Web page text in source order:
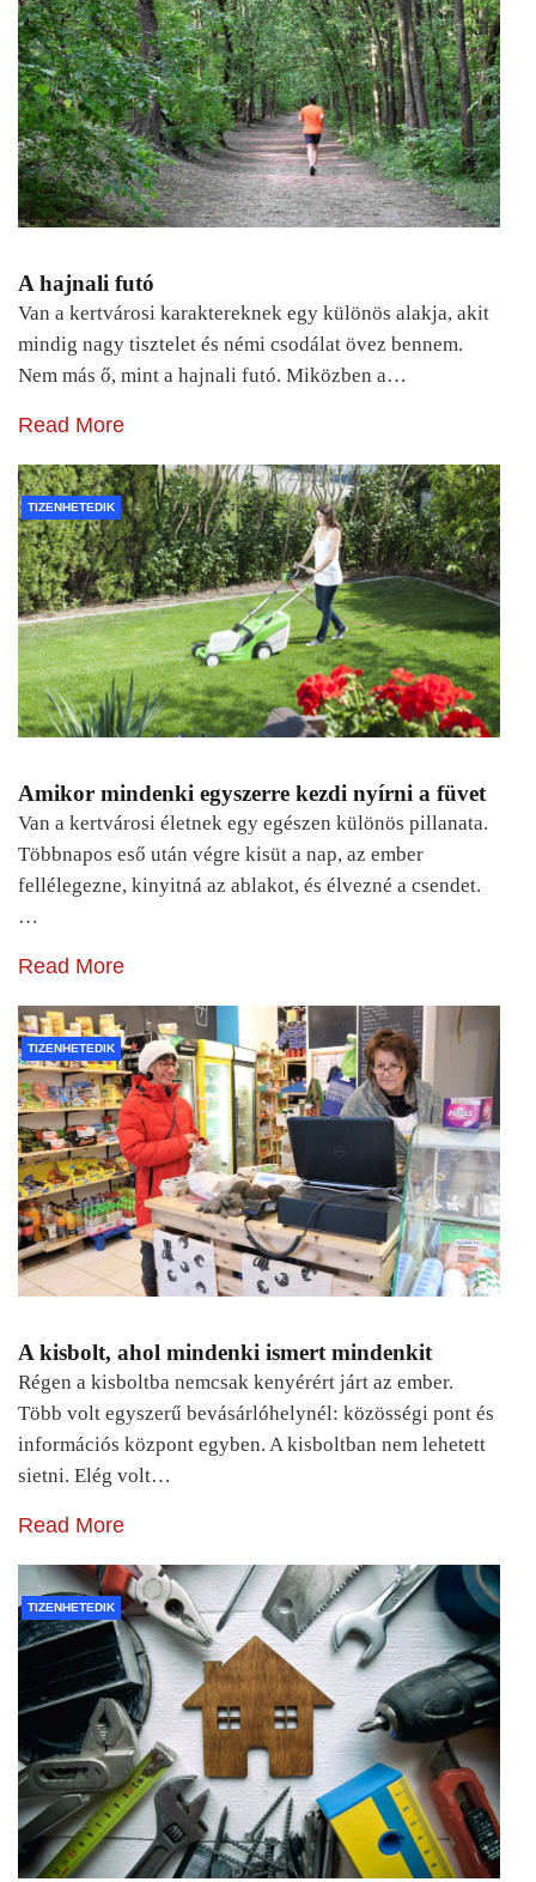
A hajnali futó
Van a kertvárosi karaktereknek egy különös alakja, akit
mindig nagy tisztelet és némi csodálat övez bennem.
Nem más ő, mint a hajnali futó. Miközben a…
Read More
TIZENHETEDIK
Amikor mindenki egyszerre kezdi nyírni a füvet
Van a kertvárosi életnek egy egészen különös pillanata.
Többnapos eső után végre kisüt a nap, az ember
fellélegezne, kinyitná az ablakot, és élvezné a csendet.
…
Read More
TIZENHETEDIK
A kisbolt, ahol mindenki ismert mindenkit
Régen a kisboltba nemcsak kenyérért járt az ember.
Több volt egyszerű bevásárlóhelynél: közösségi pont és
információs központ egyben. A kisboltban nem lehetett
sietni. Elég volt…
Read More
TIZENHETEDIK